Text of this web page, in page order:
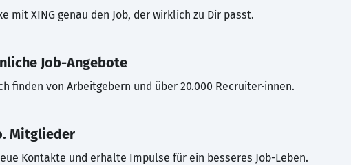
mit XING genau den Job, der wirklich zu Dir passt.
Job-Angebote
finden von Arbeitgebern und über 20.000 Recruiter·innen.
Mitglieder
Kontakte und erhalte Impulse für ein besseres Job-Leben.